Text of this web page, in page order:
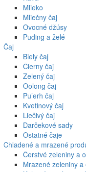
Mlieko
Mliečny čaj
Ovocné džúsy
Puding a želé
Čaj
Biely čaj
Čierny čaj
Zelený čaj
Oolong čaj
Pu’erh čaj
Kvetinový čaj
Liečivý čaj
Darčekové sady
Ostatné čaje
Chladené a mrazené
Čerstvé zeleniny a
Mrazené zeleniny a